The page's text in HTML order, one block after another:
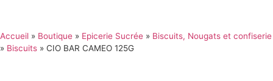
Accueil » Boutique » Epicerie Sucrée » Biscuits, Nougats et confiserie
» Biscuits » CIO BAR CAMEO 125G